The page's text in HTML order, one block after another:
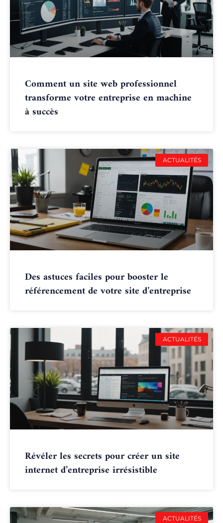
Comment un site web professionnel
transforme votre entreprise en machine
à succès
ACTUALITÉS
Des astuces faciles pour booster le
référencement de votre site d’entreprise
ACTUALITÉS
Révéler les secrets pour créer un site
internet d’entreprise irrésistible
ACTUALITÉS